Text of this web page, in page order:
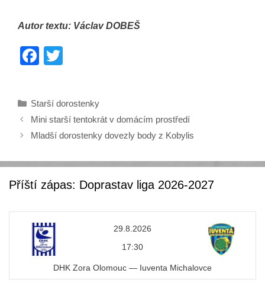
Autor textu: Václav DOBEŠ
F
e
b
o
k
er
Rubriky
Starší dorostenky
Mini starší tentokrát v domácím prostředí
Mladší dorostenky dovezly body z Kobylis
Příští zápas: Doprastav liga 2026-2027
29.8.2026
17:30
DHK Zora Olomouc — Iuventa Michalovce